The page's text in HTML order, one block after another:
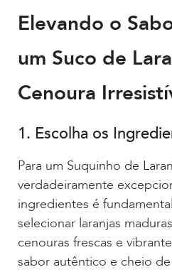
Elevando o
um Suco de
Cenoura
1. Escolha os
Para um Suquinho de
verdadeiramente
ingredientes é
selecionar laranjas
cenouras frescas e
sabor autêntico e cheio